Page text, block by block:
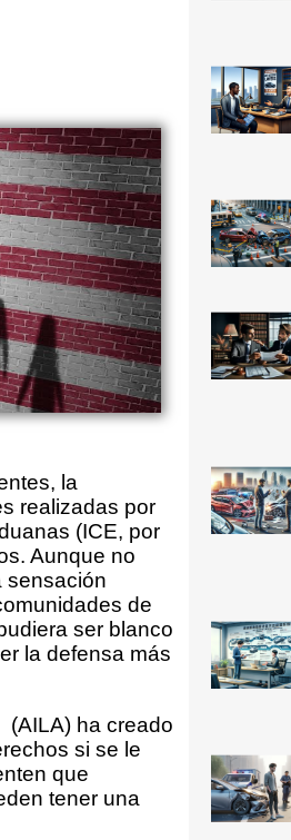
la
realizadas por
(ICE, por
Aunque no
sensación
de
ser blanco
la defensa más
(AILA) ha creado
si se le
que
tener una